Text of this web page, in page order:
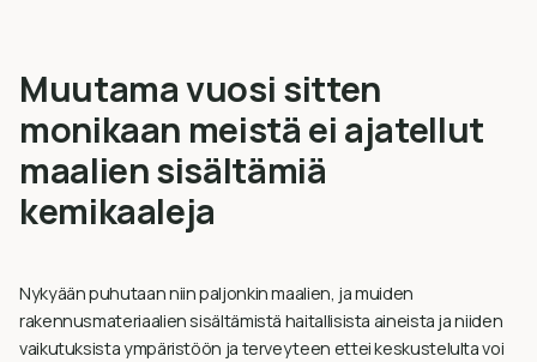
Muutama vuosi sitten
monikaan meistä ei ajatellut
maalien sisältämiä
kemikaaleja
Nykyään puhutaan niin paljonkin maalien, ja muiden
rakennusmateriaalien sisältämistä haitallisista aineista ja niiden
vaikutuksista ympäristöön ja terveyteen ettei keskustelulta voi